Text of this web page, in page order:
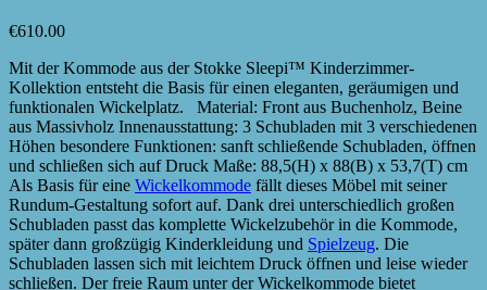
€610.00
Mit der Kommode aus der Stokke Sleepi™ Kinderzimmer-
Kollektion entsteht die Basis für einen eleganten, geräumigen und
funktionalen Wickelplatz. Material: Front aus Buchenholz, Beine
aus Massivholz Innenausstattung: 3 Schubladen mit 3 verschiedenen
Höhen besondere Funktionen: sanft schließende Schubladen, öffnen
und schließen sich auf Druck Maße: 88,5(H) x 88(B) x 53,7(T) cm
Als Basis für eine Wickelkommode fällt dieses Möbel mit seiner
Rundum-Gestaltung sofort auf. Dank drei unterschiedlich großen
Schubladen passt das komplette Wickelzubehör in die Kommode,
später dann großzügig Kinderkleidung und Spielzeug. Die
Schubladen lassen sich mit leichtem Druck öffnen und leise wieder
schließen. Der freie Raum unter der Wickelkommode bietet